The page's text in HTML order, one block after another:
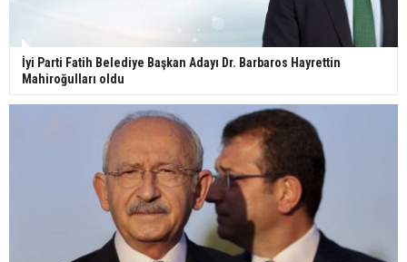
İyi Parti Fatih Belediye Başkan Adayı Dr. Barbaros Hayrettin
Mahiroğulları oldu